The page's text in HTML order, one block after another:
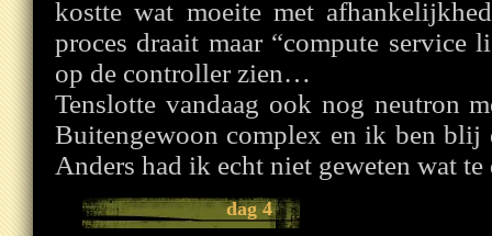
kostte wat moeite met
proces draait maar “compute service
op de controller zien…
Tenslotte vandaag ook nog neutron
Buitengewoon complex en ik ben blij
Anders had ik echt niet geweten wat
dag 4